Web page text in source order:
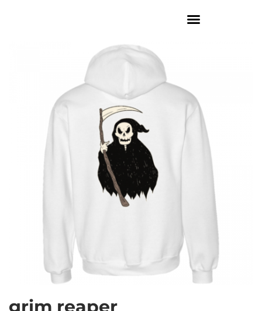
grim reaper